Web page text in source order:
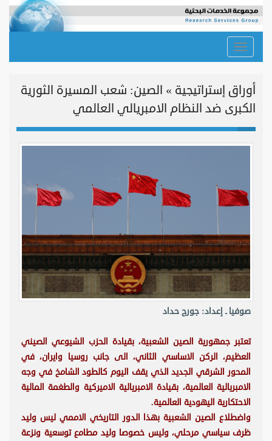
Toggle
navigation
أوراق إستراتيجية » الصين: شعب المسيرة الثورية
الكبرى ضد النظام الامبريالي العالمي
صوفيا ـ إعداد: جورج حداد
تعتبر جمهورية الصين الشعبية، بقيادة الحزب الشيوعي الصيني
العظيم، الركن الاساسي الثاني، الى جانب روسيا وايران، في
المحور الشرقي الجديد الذي يقف اليوم كالطود الشامخ في وجه
الامبريالية العالمية، بقيادة الامبريالية الاميركية والطغمة المالية
الاحتكارية اليهودية العالمية.
واضطلاع الصين الشعبية بهذا الدور التاريخي الاممي ليس وليد
ظرف سياسي مرحلي، وليس خصوصا وليد مطامع توسعية ونزعة